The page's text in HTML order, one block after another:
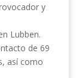
y
Lubben.
de 69
así como